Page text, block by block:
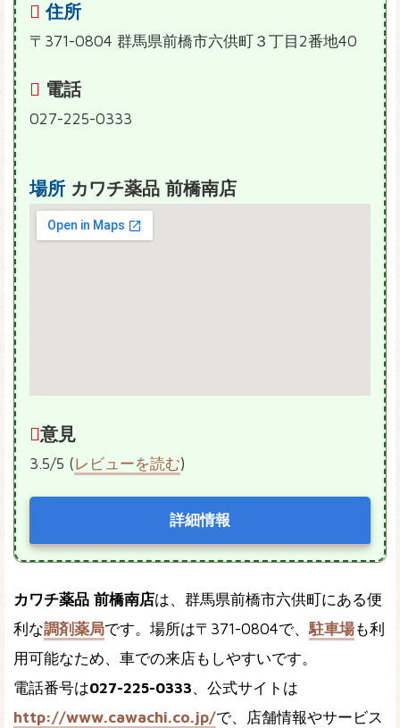
住所
〒371-0804 群馬県前橋市六供町３丁目2番地40
電話
027-225-0333
場所 カワチ薬品 前橋南店
意見
3.5/5 (レビューを読む)
詳細情報
カワチ薬品 前橋南店は、群馬県前橋市六供町にある便
利な調剤薬局です。場所は〒371-0804で、駐車場も利
用可能なため、車での来店もしやすいです。
電話番号は027-225-0333、公式サイトは
http://www.cawachi.co.jp/で、店舗情報やサービス